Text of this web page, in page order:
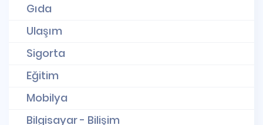
Gıda
Ulaşım
Sigorta
Eğitim
Mobilya
Bilgisayar - Bilişim